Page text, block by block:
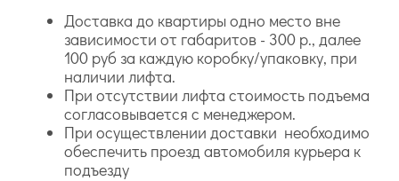
Доставка до квартиры одно место вне
зависимости от габаритов - 300 р., далее
100 руб за каждую коробку/упаковку, при
наличии лифта.
При отсутствии лифта стоимость подъема
согласовывается с менеджером.
При осуществлении доставки необходимо
обеспечить проезд автомобиля курьера к
подъезду